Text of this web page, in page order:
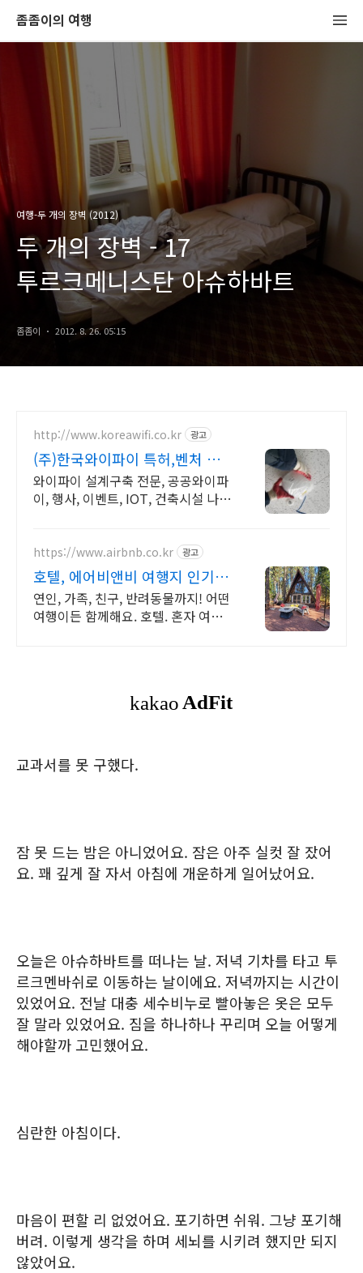
좀좀이의 여행
여행-두 개의 장벽 (2012)
두 개의 장벽 - 17
투르크메니스탄 아슈하바트
좀좀이 2012. 8. 26. 05:15
http://www.koreawifi.co.kr 광고
(주)한국와이파이 특허,벤처 관
급공사, 건설공사 가능
와이파이 설계구축 전문, 공공와이파
이, 행사, 이벤트, IOT, 건축시설 나라
https://www.airbnb.co.kr 광고
호텔, 에어비앤비 여행지 인기숙
소 둘러보기
연인, 가족, 친구, 반려동물까지! 어떤
여행이든 함께해요. 호텔. 혼자 여행,
교과서를 못 구했다.
잠 못 드는 밤은 아니었어요. 잠은 아주 실컷 잘 잤어
요. 꽤 깊게 잘 자서 아침에 개운하게 일어났어요.
오늘은 아슈하바트를 떠나는 날. 저녁 기차를 타고 투
르크멘바쉬로 이동하는 날이에요. 저녁까지는 시간이
있었어요. 전날 대충 세수비누로 빨아놓은 옷은 모두
잘 말라 있었어요. 짐을 하나하나 꾸리며 오늘 어떻게
해야할까 고민했어요.
심란한 아침이다.
마음이 편할 리 없었어요. 포기하면 쉬워. 그냥 포기해
버려. 이렇게 생각을 하며 세뇌를 시키려 했지만 되지
않았어요.